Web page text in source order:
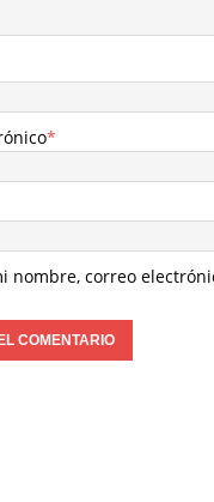
*
nombre, correo